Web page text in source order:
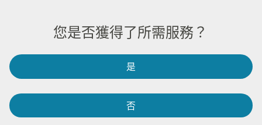
您是否獲得了所需服務？​​
是​​
否​​